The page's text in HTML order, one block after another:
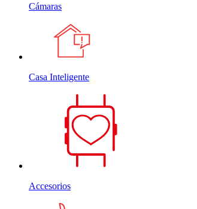
Cámaras
Casa Inteligente
Accesorios